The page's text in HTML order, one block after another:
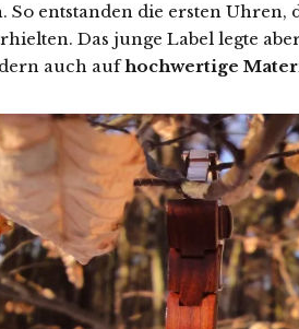
So entstanden die ersten Uhren,
Das junge Label legte
auch aufhochwertige